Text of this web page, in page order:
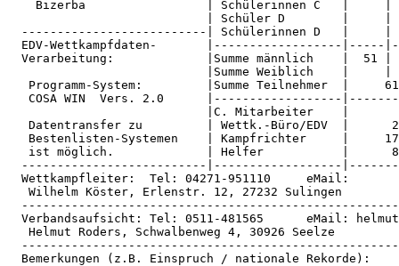
Bizerba                 | Schülerinnen C   |     |
| Schüler D        |     |
--------------------------| Schülerinnen D   |     |
EDV-Wettkampfdaten-       |------------------|-----
Verarbeitung:             |Summe männlich    |  51 |
|Summe Weiblich    |     |
Programm-System:         |Summe Teilnehmer  |
COSA WIN  Vers. 2.0      |------------------
|C. Mitarbeiter    |
Datentransfer zu         | Wettk.-Büro/EDV  |
Bestenlisten-Systemen    | Kampfrichter     |
ist möglich.             | Helfer           |
--------------------------|------------------
Wettkampfleiter:  Tel: 04271-
Wilhelm Köster, Erlenstr. 12,
Verbandsaufsicht: Tel: 0511-481565      eMail:
Helmut Roders, Schwalbenweg
Bemerkungen (z.B. Einspruch /